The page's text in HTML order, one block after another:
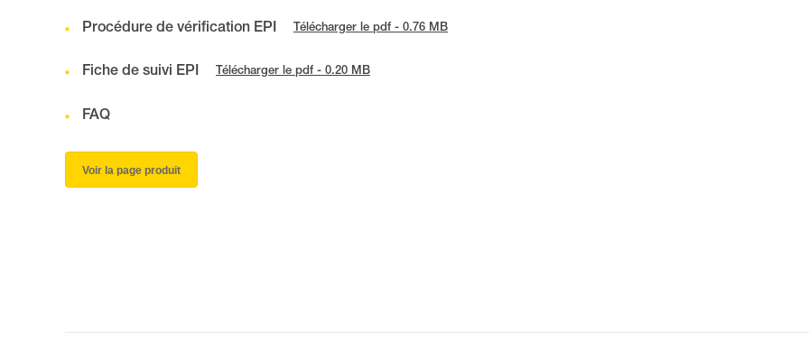
Procédure de vérification EPI Télécharger le pdf - 0.76 MB
Fiche de suivi EPI Télécharger le pdf - 0.20 MB
FAQ
Voir la page produit